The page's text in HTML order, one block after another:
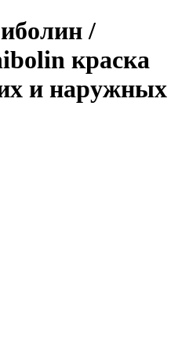
/
краска
и наружных